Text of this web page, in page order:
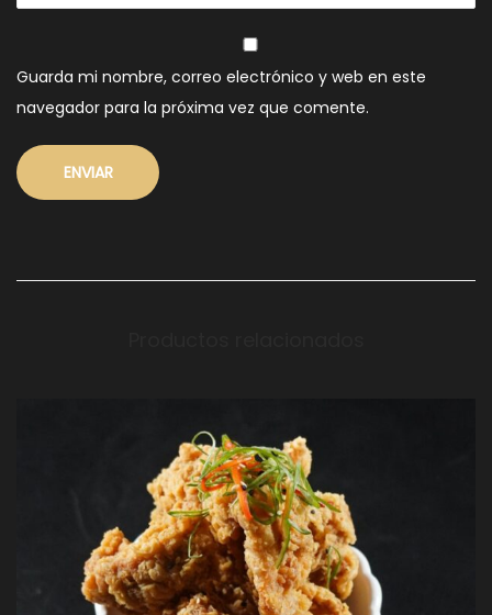
Guarda mi nombre, correo electrónico y web en este
navegador para la próxima vez que comente.